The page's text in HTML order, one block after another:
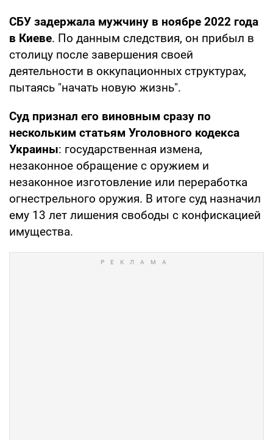
СБУ задержала мужчину в ноябре 2022 года
в Киеве. По данным следствия, он прибыл в
столицу после завершения своей
деятельности в оккупационных структурах,
пытаясь "начать новую жизнь".
Суд признал его виновным сразу по
нескольким статьям Уголовного кодекса
Украины: государственная измена,
незаконное обращение с оружием и
незаконное изготовление или переработка
огнестрельного оружия. В итоге суд назначил
ему 13 лет лишения свободы с конфискацией
имущества.